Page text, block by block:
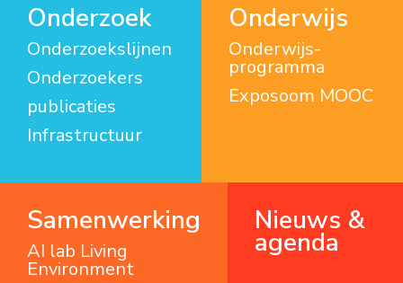
Onderzoek
Onderzoekslijnen
Onderzoekers
publicaties
Infrastructuur
Onderwijs
Onderwijs­
programma
Exposoom MOOC
Samenwerking
AI lab Living
Environment
Nieuws &
agenda